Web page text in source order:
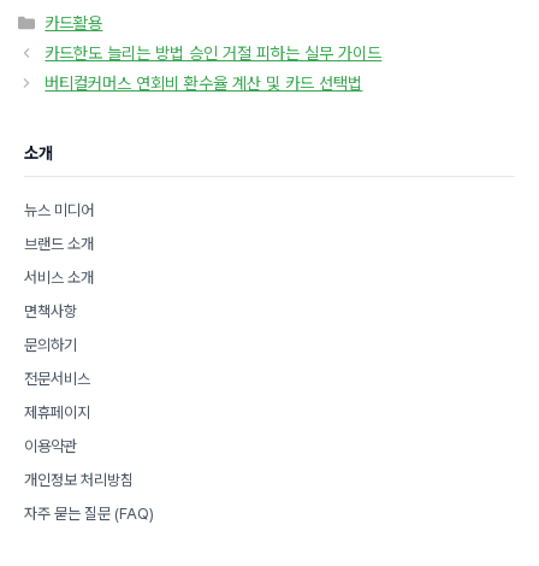
카
테
리
카드활용
카드한도 늘리는 방법 승인 거절 피하는 실무 가이드
버티컬커머스 연회비 환수율 계산 및 카드 선택법
소개
뉴스 미디어
브랜드 소개
서비스 소개
면책사항
문의하기
전문서비스
제휴페이지
이용약관
개인정보 처리방침
자주 묻는 질문 (FAQ)